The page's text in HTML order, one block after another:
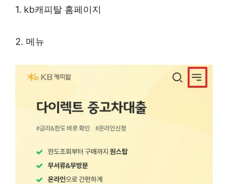
1. kb캐피탈 홈페이지
2. 메뉴